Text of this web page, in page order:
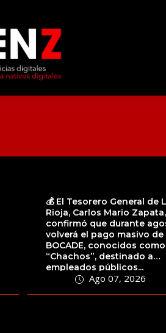
💰 El Tesorero General de
Rioja, Carlos Mario Zapata,
confirmó que durante
volverá el pago masivo de
BOCADE, conocidos como
“Chachos”, destinado a
empleados públicos...
Ago 07, 2026